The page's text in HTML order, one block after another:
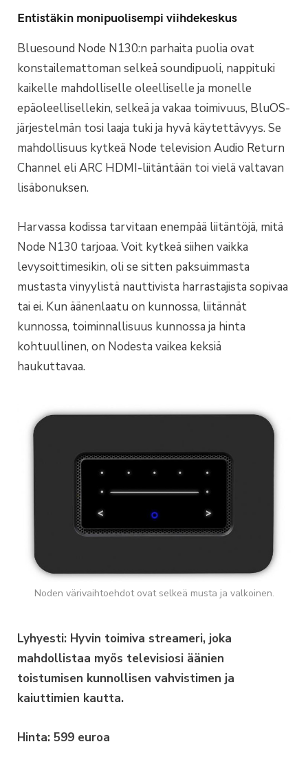
Entistäkin monipuolisempi viihdekeskus
Bluesound Node N130:n parhaita puolia ovat
konstailemattoman selkeä soundipuoli, nappituki
kaikelle mahdolliselle oleelliselle ja monelle
epäoleellisellekin, selkeä ja vakaa toimivuus, BluOS-
järjestelmän tosi laaja tuki ja hyvä käytettävyys. Se
mahdollisuus kytkeä Node television Audio Return
Channel eli ARC HDMI-liitäntään toi vielä valtavan
lisäbonuksen.
Harvassa kodissa tarvitaan enempää liitäntöjä, mitä
Node N130 tarjoaa. Voit kytkeä siihen vaikka
levysoittimesikin, oli se sitten paksuimmasta
mustasta vinyylistä nauttivista harrastajista sopivaa
tai ei. Kun äänenlaatu on kunnossa, liitännät
kunnossa, toiminnallisuus kunnossa ja hinta
kohtuullinen, on Nodesta vaikea keksiä
haukuttavaa.
Noden värivaihtoehdot ovat selkeä musta ja valkoinen.
Lyhyesti: Hyvin toimiva streameri, joka
mahdollistaa myös televisiosi äänien
toistumisen kunnollisen vahvistimen ja
kaiuttimien kautta.
Hinta: 599 euroa